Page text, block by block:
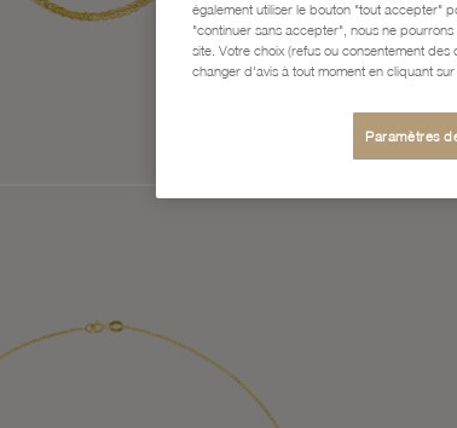
également utiliser le bouton "tout accepter"
"continuer sans accepter", nous ne
site. Votre choix (refus ou consentement
changer d'avis à tout moment en cliquant
Paramètres